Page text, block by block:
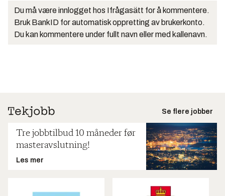
Du må være innlogget hos Ifrågasätt for å kommentere.
Bruk BankID for automatisk oppretting av brukerkonto.
Du kan kommentere under fullt navn eller med kallenavn.
Se flere jobber
Tre jobbtilbud 10 måneder før
masteravslutning!
Les mer